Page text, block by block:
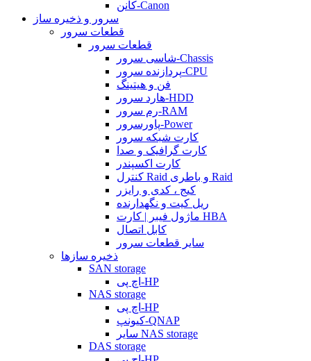
کانن-Canon
سرور و ذخیره ساز
قطعات سرور
قطعات سرور
شاسی سرور-Chassis
پردازنده سرور-CPU
فن و هیتینگ
هارد سرور-HDD
رم سرور-RAM
پاورسرور-Power
کارت شبکه سرور
کارت گرافیک و صدا
کارت اکسپندر
کنترل Raid و باطری Raid
کیج ، کدی و رایزر
ریل کیت و نگهدارنده
ماژول فیبر | کارت HBA
کابل اتصال
سایر قطعات سرور
ذخیره سازها
SAN storage
اچ پی-HP
NAS storage
اچ پی-HP
کیونپ-QNAP
سایر NAS storage
DAS storage